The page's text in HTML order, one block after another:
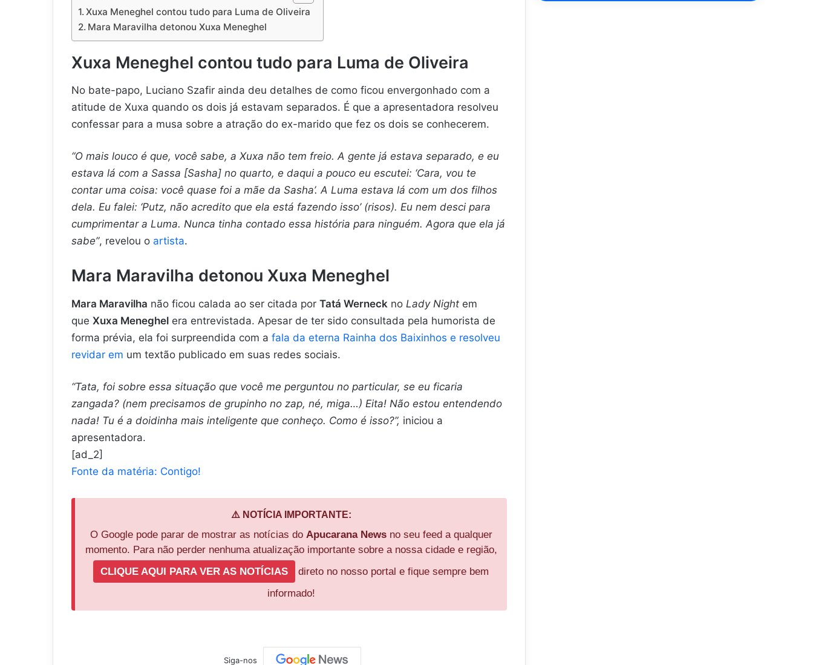
Xuxa Meneghel contou tudo para Luma de Oliveira
Mara Maravilha detonou Xuxa Meneghel
Xuxa Meneghel contou tudo para Luma de Oliveira
No bate-papo, Luciano Szafir ainda deu detalhes de como ficou envergonhado com a
atitude de Xuxa quando os dois já estavam separados. É que a apresentadora resolveu
confessar para a musa sobre a atração do ex-marido que fez os dois se conhecerem.
“O mais louco é que, você sabe, a Xuxa não tem freio. A gente já estava separado, e eu
estava lá com a Sassa [Sasha] no quarto, e daqui a pouco eu escutei: ‘Cara, vou te
contar uma coisa: você quase foi a mãe da Sasha’. A Luma estava lá com um dos filhos
dela. Eu falei: ‘Putz, não acredito que ela está fazendo isso’ (risos). Eu nem desci para
cumprimentar a Luma. Nunca tinha contado essa história para ninguém. Agora que ela já
sabe”, revelou o artista.
Mara Maravilha detonou Xuxa Meneghel
Mara Maravilha não ficou calada ao ser citada por Tatá Werneck no Lady Night em
que Xuxa Meneghel era entrevistada. Apesar de ter sido consultada pela humorista de
forma prévia, ela foi surpreendida com a fala da eterna Rainha dos Baixinhos e resolveu
revidar em um textão publicado em suas redes sociais.
“Tata, foi sobre essa situação que você me perguntou no particular, se eu ficaria
zangada? (nem precisamos de grupinho no zap, né, miga…) Eita! Não estou entendendo
nada! Tu é a doidinha mais inteligente que conheço. Como é isso?”, iniciou a
apresentadora.
[ad_2]
Fonte da matéria: Contigo!
⚠️ NOTÍCIA IMPORTANTE:
O Google pode parar de mostrar as notícias do Apucarana Newsno seu feed a qualquer
momento. Para não perder nenhuma atualização importante sobre a nossa cidade e região,
CLIQUE AQUI PARA VER AS NOTÍCIAS
direto no nosso portal e fique sempre bem
informado!
Siga-nos